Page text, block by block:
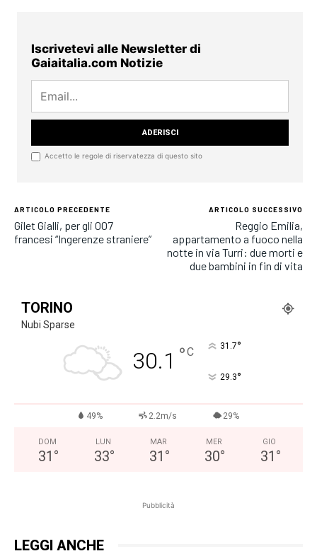
Iscrivetevi alle Newsletter di
Gaiaitalia.com Notizie
Accetto le regole di riservatezza di questo sito
ARTICOLO PRECEDENTE
Gilet Gialli, per gli 007
francesi “Ingerenze straniere”
ARTICOLO SUCCESSIVO
Reggio Emilia,
appartamento a fuoco nella
notte in via Turri: due morti e
due bambini in fin di vita
TORINO
Nubi Sparse
30.1 °C 31.7°
29.3°
49% 2.2m/s 29%
DOM
31 °
LUN
33°
MAR
31 °
MER
30°
GIO
31 °
Pubblicità
LEGGI ANCHE